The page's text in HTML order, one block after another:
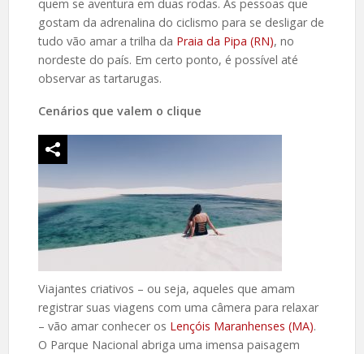
quem se aventura em duas rodas. As pessoas que
gostam da adrenalina do ciclismo para se desligar de
tudo vão amar a trilha da Praia da Pipa (RN), no
nordeste do país. Em certo ponto, é possível até
observar as tartarugas.
Cenários que valem o clique
Viajantes criativos – ou seja, aqueles que amam
registrar suas viagens com uma câmera para relaxar
– vão amar conhecer os Lençóis Maranhenses (MA).
O Parque Nacional abriga uma imensa paisagem